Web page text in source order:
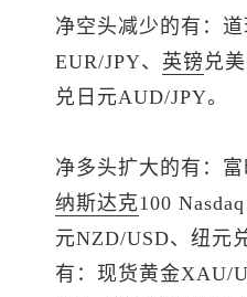
净空头减少的有：
EUR/JPY、 英镑 兑
兑日元AUD/JPY。
净多头扩大的有：
纳斯达克100
元NZD/USD、纽元
有： 现货黄金XAU/